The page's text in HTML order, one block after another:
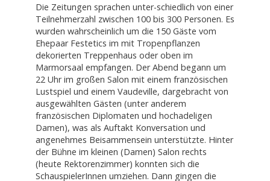
Die Zeitungen sprachen unter-schiedlich von einer
Teilnehmerzahl zwischen 100 bis 300 Personen. Es
wurden wahrscheinlich um die 150 Gäste vom
Ehepaar Festetics im mit Tropenpflanzen
dekorierten Treppenhaus oder oben im
Marmorsaal empfangen. Der Abend begann um
22 Uhr im großen Salon mit einem französischen
Lustspiel und einem Vaudeville, dargebracht von
ausgewählten Gästen (unter anderem
französischen Diplomaten und hochadeligen
Damen), was als Auftakt Konversation und
angenehmes Beisammensein unterstützte. Hinter
der Bühne im kleinen (Damen) Salon rechts
(heute Rektorenzimmer) konnten sich die
SchauspielerInnen umziehen. Dann gingen die